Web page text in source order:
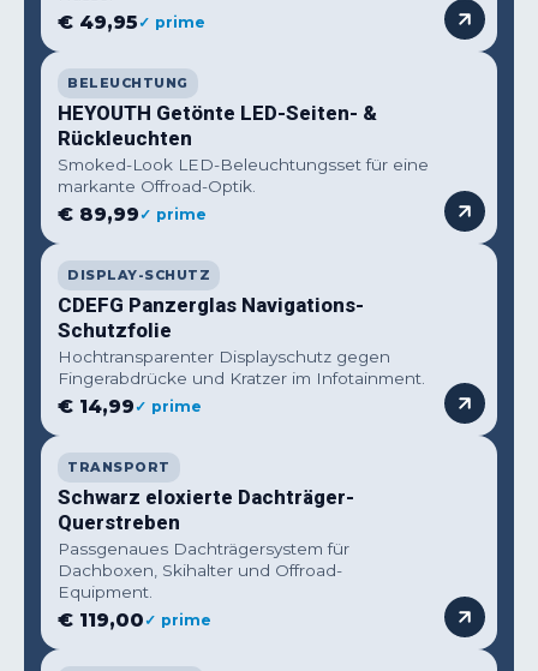
€ 49,95✓ prime
BELEUCHTUNG
HEYOUTH Getönte LED-Seiten- &
Rückleuchten
Smoked-Look LED-Beleuchtungsset für eine
markante Offroad-Optik.
€ 89,99✓ prime
DISPLAY-SCHUTZ
CDEFG Panzerglas Navigations-
Schutzfolie
Hochtransparenter Displayschutz gegen
Fingerabdrücke und Kratzer im Infotainment.
€ 14,99✓ prime
TRANSPORT
Schwarz eloxierte Dachträger-
Querstreben
Passgenaues Dachträgersystem für
Dachboxen, Skihalter und Offroad-
Equipment.
€ 119,00✓ prime